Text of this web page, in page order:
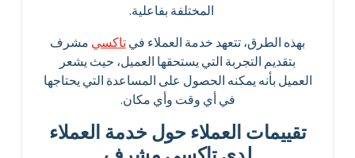
المختلفة بفاعلية.
بهذه الطرق، تتعهد خدمة العملاء في تاكسي مشرف
بتقديم التجربة التي يستحقها العميل، حيث يشعر
العميل بأنه يمكنه الحصول على المساعدة التي يحتاجها
في أي وقت وأي مكان.
تقييمات العملاء حول خدمة العملاء